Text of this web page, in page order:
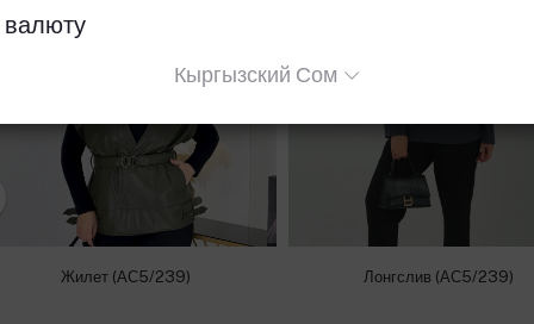
Жилет (АС5/239) Лонгслив (АС5/239)
Кыргызский Сом